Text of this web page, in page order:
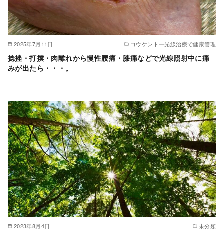
2025年7月11日 コウケントー光線治療で健康管理
捻挫・打撲・肉離れから慢性腰痛・膝痛などで光線照射中に痛
みが出たら・・・。
2023年8月4日 未分類